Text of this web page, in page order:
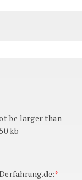
be larger than
kb
*